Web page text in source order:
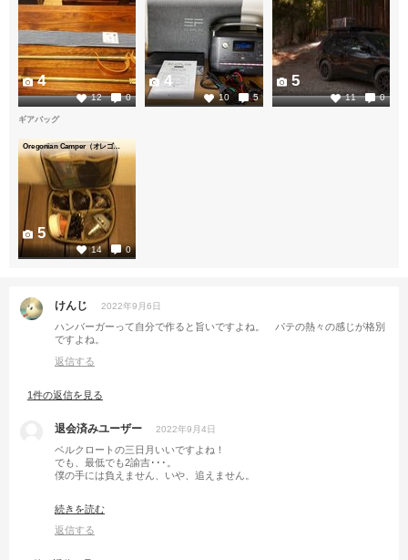
12 0
4
10 5
4
11 0
5
ギアバッグ
Oregonian Camper（オレゴニアンキャンパー）
14 0
5
けんじ 2022年9月6日
ハンバーガーって自分で作ると旨いですよね。 パテの熱々の感じが格別
ですよね。
返信する
1件の返信を見る
退会済みユーザー 2022年9月4日
ベルクロートの三日月いいですよね！
でも、最低でも2諭吉･･･。
僕の手には負えません、いや、追えません。
続きを読む
返信する